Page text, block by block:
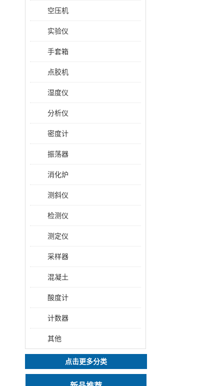
空压机
实验仪
手套箱
点胶机
湿度仪
分析仪
密度计
振荡器
消化炉
测斜仪
检测仪
测定仪
采样器
混凝土
酸度计
计数器
其他
点击更多分类